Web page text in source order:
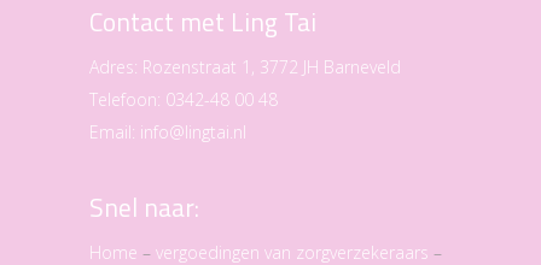
Contact met Ling Tai
Adres: Rozenstraat 1, 3772 JH Barneveld
Telefoon: 0342-48 00 48
Email: info@lingtai.nl
Snel naar:
Home – vergoedingen van zorgverzekeraars –